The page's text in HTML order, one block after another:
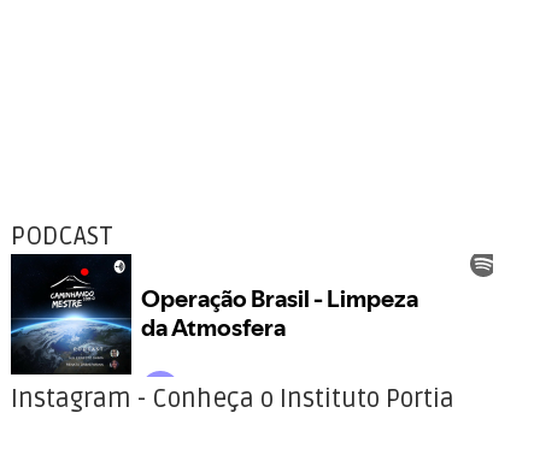
PODCAST
Instagram - Conheça o Instituto Portia